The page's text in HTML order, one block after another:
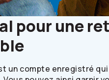
pour une
un compte enregistré